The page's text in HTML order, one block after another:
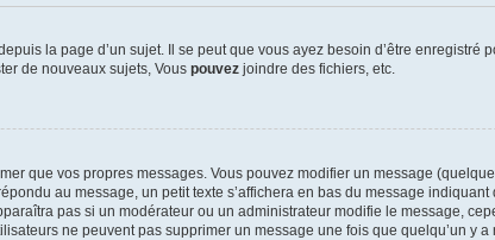
la page d’un sujet. Il se peut que vous ayez besoin d’être enregistré
de nouveaux sujets, Vous pouvez joindre des fichiers, etc.
que vos propres messages. Vous pouvez modifier un message
au message, un petit texte s’affichera en bas du message indiquant
pas si un modérateur ou un administrateur modifie le message,
ne peuvent pas supprimer un message une fois que quelqu’un y a